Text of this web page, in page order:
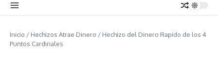
Inicio / Hechizos Atrae Dinero / Hechizo del Dinero Rapido de los 4
Puntos Cardinales